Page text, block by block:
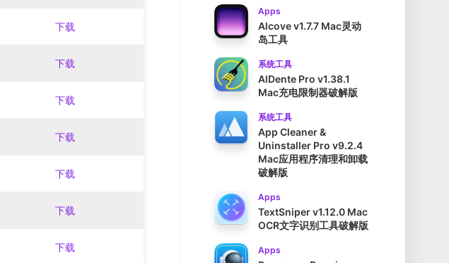
下载
下载
下载
下载
下载
下载
下载
Apps
Alcove v1.7.7 Mac灵动
岛工具
系统工具
AlDente Pro v1.38.1
Mac充电限制器破解版
系统工具
App Cleaner &
Uninstaller Pro v9.2.4
Mac应用程序清理和卸载
破解版
Apps
TextSniper v1.12.0 Mac
OCR文字识别工具破解版
Apps